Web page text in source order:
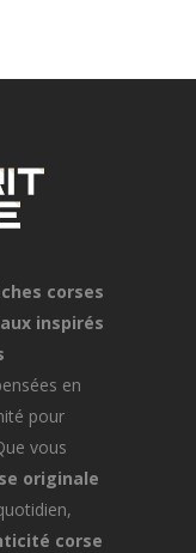
corses
inspirés
en
pour
vous
originale
corse